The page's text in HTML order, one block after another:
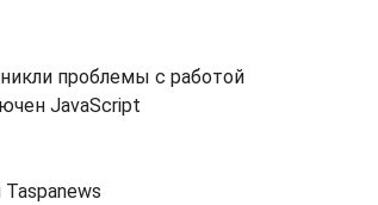
проблемы с работой
JavaScript